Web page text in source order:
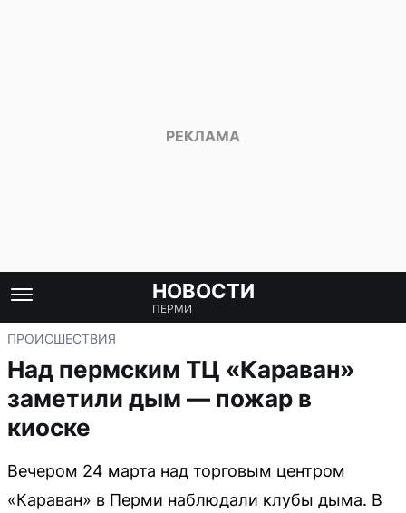
НОВОСТИ
ПЕРМИ
ПРОИСШЕСТВИЯ
Над пермским ТЦ «Караван»
заметили дым — пожар в
киоске
Вечером 24 марта над торговым центром
«Караван» в Перми наблюдали клубы дыма. В